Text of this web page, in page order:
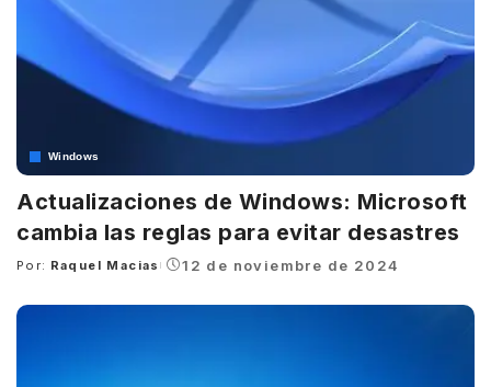
Windows
Actualizaciones de Windows: Microsoft
cambia las reglas para evitar desastres
Posted
Por: Raquel Macias 12 de noviembre de 2024